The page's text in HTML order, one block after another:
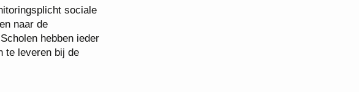
sociale
naar de
hebben ieder
te leveren bij de